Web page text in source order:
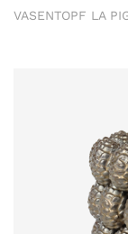
VASENTOPF LA